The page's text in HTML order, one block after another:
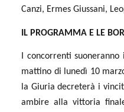
Canzi, Ermes Giussani,
IL PROGRAMMA E LE
I concorrenti
mattino di lunedì 10
la Giuria decreterà i
ambire alla vittoria